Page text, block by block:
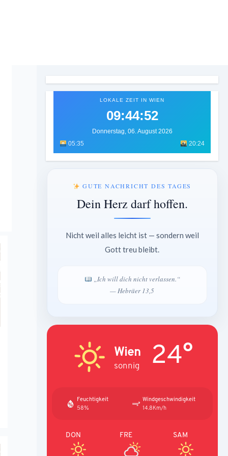
LOKALE ZEIT IN WIEN
09:44:54
Donnerstag, 06. August 2026
05:35
20:24
GUTE NACHRICHT DES TAGES
Dein Herz darf hoffen.
Nicht weil alles leicht ist — sondern weil
Gott treu bleibt.
„Ich will dich nicht verlassen.“
— Hebräer 13,5
Wien
sonnig 24°
Feuchtigkeit
58%
Windgeschwindigkeit
14.8Km/h
DON FRE SAM